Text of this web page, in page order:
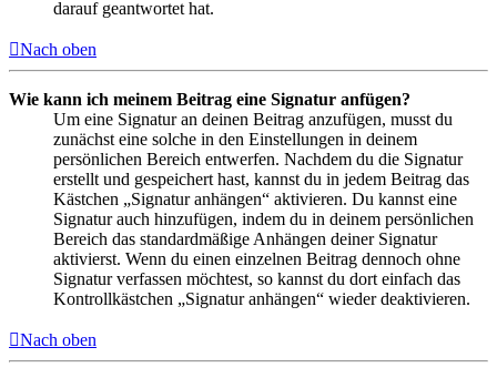
darauf geantwortet hat.
Nach oben
Wie kann ich meinem Beitrag eine Signatur anfügen?
Um eine Signatur an deinen Beitrag anzufügen, musst du
zunächst eine solche in den Einstellungen in deinem
persönlichen Bereich entwerfen. Nachdem du die Signatur
erstellt und gespeichert hast, kannst du in jedem Beitrag das
Kästchen „Signatur anhängen“ aktivieren. Du kannst eine
Signatur auch hinzufügen, indem du in deinem persönlichen
Bereich das standardmäßige Anhängen deiner Signatur
aktivierst. Wenn du einen einzelnen Beitrag dennoch ohne
Signatur verfassen möchtest, so kannst du dort einfach das
Kontrollkästchen „Signatur anhängen“ wieder deaktivieren.
Nach oben